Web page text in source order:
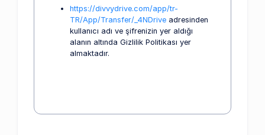
https://divvydrive.com/app/tr-
TR/App/Transfer/_4NDrive adresinden
kullanıcı adı ve şifrenizin yer aldığı
alanın altında Gizlilik Politikası yer
almaktadır.